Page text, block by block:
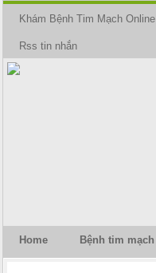
Khám Bệnh Tim Mạch Online
Rss tin nhắn
Home Bệnh tim mạch